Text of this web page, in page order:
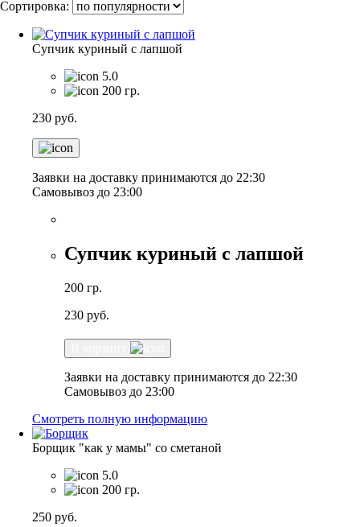
Сортировка:
Супчик куриный с лапшой
5.0
200 гр.
230 руб.
Заявки на доставку принимаются до 22:30
Самовывоз до 23:00
Супчик куриный с лапшой
200 гр.
230 руб.
Заявки на доставку принимаются до 22:30
Самовывоз до 23:00
Смотреть полную информацию
Борщик "как у мамы" со сметаной
5.0
200 гр.
250 руб.